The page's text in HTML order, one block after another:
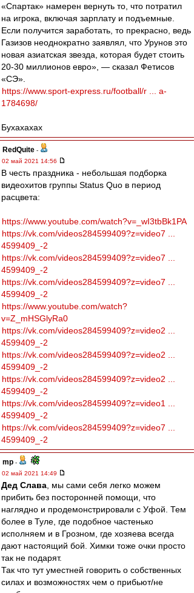
«Спартак» намерен вернуть то, что потратил
на игрока, включая зарплату и подъемные.
Если получится заработать, то прекрасно, ведь
Газизов неоднократно заявлял, что Урунов это
новая азиатская звезда, которая будет стоить
20-30 миллионов евро», — сказал Фетисов
«СЭ».
https://www.sport-express.ru/football/r ... a-
1784698/
Бухахахах
RedQuite -
02 май 2021 14:56
В честь праздника - небольшая подборка
видеохитов группы Status Quo в период
расцвета:
https://www.youtube.com/watch?v=_wI3tbBk1PA
https://vk.com/videos284599409?z=video7 ...
4599409_-2
https://vk.com/videos284599409?z=video7 ...
4599409_-2
https://vk.com/videos284599409?z=video7 ...
4599409_-2
https://www.youtube.com/watch?
v=Z_mHSGlyRa0
https://vk.com/videos284599409?z=video2 ...
4599409_-2
https://vk.com/videos284599409?z=video2 ...
4599409_-2
https://vk.com/videos284599409?z=video2 ...
4599409_-2
https://vk.com/videos284599409?z=video1 ...
4599409_-2
https://vk.com/videos284599409?z=video7 ...
4599409_-2
mp -
02 май 2021 14:49
Дед Слава , мы сами себя легко можем
прибить без посторонней помощи, что
наглядно и продемонстрировали с Уфой. Тем
более в Туле, где подобное частенько
исполняем и в Грозном, где хозяева всегда
дают настоящий бой. Химки тоже очки просто
так не подарят.
Так что тут уместней говорить о собственных
силах и возможностях чем о прибьют/не